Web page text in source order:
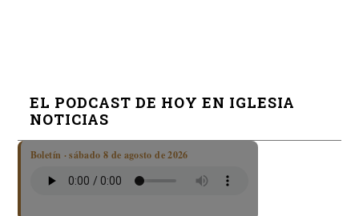
EL PODCAST DE HOY EN IGLESIA
NOTICIAS
Boletín · sábado 8 de agosto de 2026